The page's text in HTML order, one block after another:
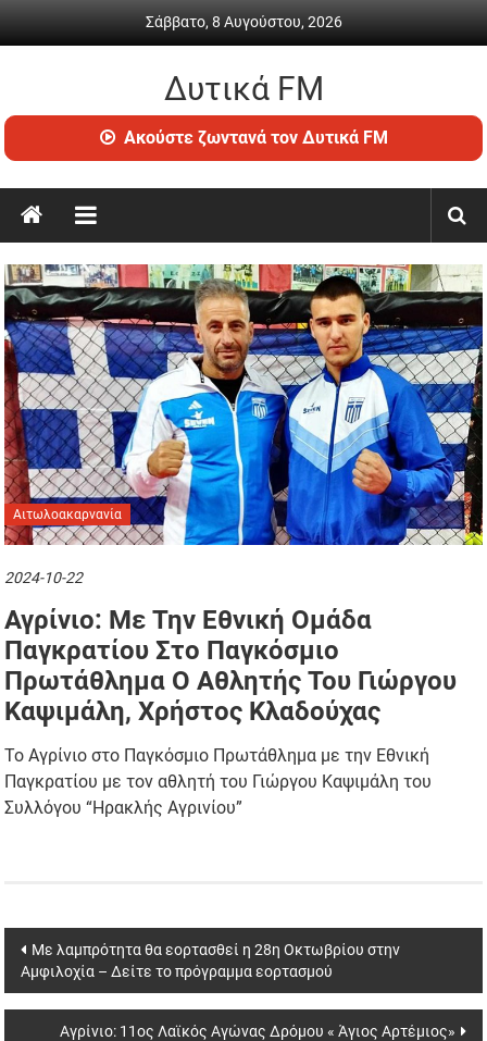
Σάββατο, 8 Αυγούστου, 2026
Δυτικά FM
Ραδιόφωνο
•
ενημέρωση
Ακούστε ζωντανά τον Δυτικά FM
Αιτωλοακαρνανία
2024-10-22
Αγρίνιο: Με Την Εθνική Ομάδα
Παγκρατίου Στο Παγκόσμιο
Πρωτάθλημα Ο Αθλητής Του Γιώργου
Καψιμάλη, Χρήστος Κλαδούχας
Το Αγρίνιο στο Παγκόσμιο Πρωτάθλημα με την Εθνική
Παγκρατίου με τον αθλητή του Γιώργου Καψιμάλη του
Συλλόγου “Ηρακλής Αγρινίου”
Post
navigation
Με λαμπρότητα θα εορτασθεί η 28η Οκτωβρίου στην
Αμφιλοχία – Δείτε το πρόγραμμα εορτασμού
Αγρίνιο: 11ος Λαϊκός Αγώνας Δρόμου « Άγιος Αρτέμιος»